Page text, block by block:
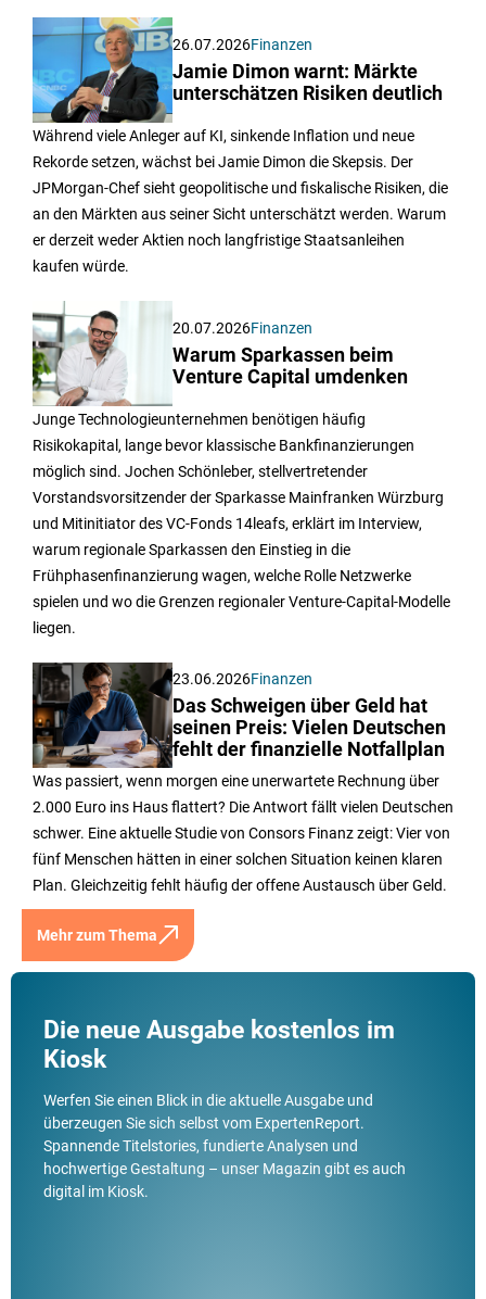
26.07.2026Finanzen
Jamie Dimon warnt: Märkte
unterschätzen Risiken deutlich
Während viele Anleger auf KI, sinkende Inflation und neue
Rekorde setzen, wächst bei Jamie Dimon die Skepsis. Der
JPMorgan-Chef sieht geopolitische und fiskalische Risiken, die
an den Märkten aus seiner Sicht unterschätzt werden. Warum
er derzeit weder Aktien noch langfristige Staatsanleihen
kaufen würde.
20.07.2026Finanzen
Warum Sparkassen beim
Venture Capital umdenken
Junge Technologieunternehmen benötigen häufig
Risikokapital, lange bevor klassische Bankfinanzierungen
möglich sind. Jochen Schönleber, stellvertretender
Vorstandsvorsitzender der Sparkasse Mainfranken Würzburg
und Mitinitiator des VC-Fonds 14leafs, erklärt im Interview,
warum regionale Sparkassen den Einstieg in die
Frühphasenfinanzierung wagen, welche Rolle Netzwerke
spielen und wo die Grenzen regionaler Venture-Capital-Modelle
liegen.
23.06.2026Finanzen
Das Schweigen über Geld hat
seinen Preis: Vielen Deutschen
fehlt der finanzielle Notfallplan
Was passiert, wenn morgen eine unerwartete Rechnung über
2.000 Euro ins Haus flattert? Die Antwort fällt vielen Deutschen
schwer. Eine aktuelle Studie von Consors Finanz zeigt: Vier von
fünf Menschen hätten in einer solchen Situation keinen klaren
Plan. Gleichzeitig fehlt häufig der offene Austausch über Geld.
Mehr zum Thema
Die neue Ausgabe kostenlos im
Kiosk
Werfen Sie einen Blick in die aktuelle Ausgabe und
überzeugen Sie sich selbst vom ExpertenReport.
Spannende Titelstories, fundierte Analysen und
hochwertige Gestaltung – unser Magazin gibt es auch
digital im Kiosk.